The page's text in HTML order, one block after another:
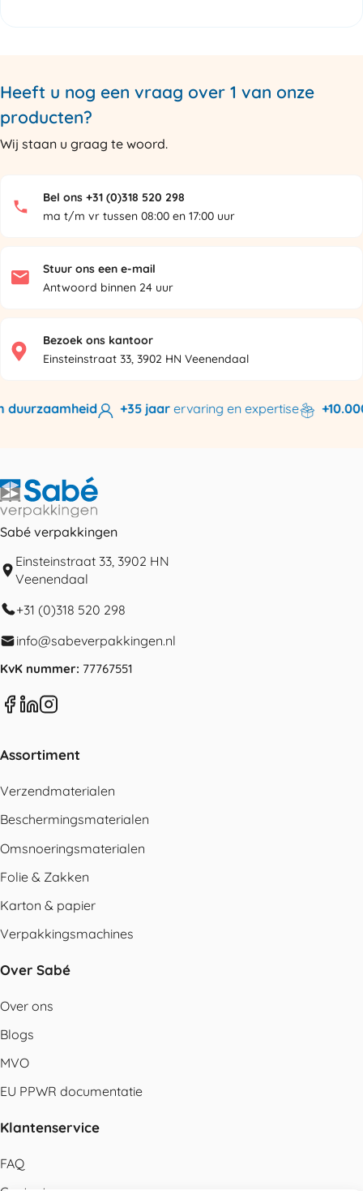
Heeft u nog een vraag over 1 van onze
producten?
Wij staan u graag te woord.
Bel ons +31 (0)318 520 298
ma t/m vr tussen 08:00 en 17:00 uur
Stuur ons een e-mail
Antwoord binnen 24 uur
Bezoek ons kantoor
Einsteinstraat 33, 3902 HN Veenendaal
+35 jaarervaring en expertise
Sabé verpakkingen
Einsteinstraat 33, 3902 HN
Veenendaal
+31 (0)318 520 298
info@sabeverpakkingen.nl
KvK nummer: 77767551
Assortiment
Verzendmaterialen
Beschermingsmaterialen
Omsnoeringsmaterialen
Folie & Zakken
Karton & papier
Verpakkingsmachines
Over Sabé
Over ons
Blogs
MVO
EU PPWR documentatie
Klantenservice
FAQ